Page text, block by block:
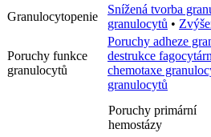
Granulocytopenie
Snížená tvorba
granulocytů •
Poruchy funkce
granulocytů
Poruchy adheze
destrukce
chemotaxe
granulocytů
Poruchy primární
hemostázy